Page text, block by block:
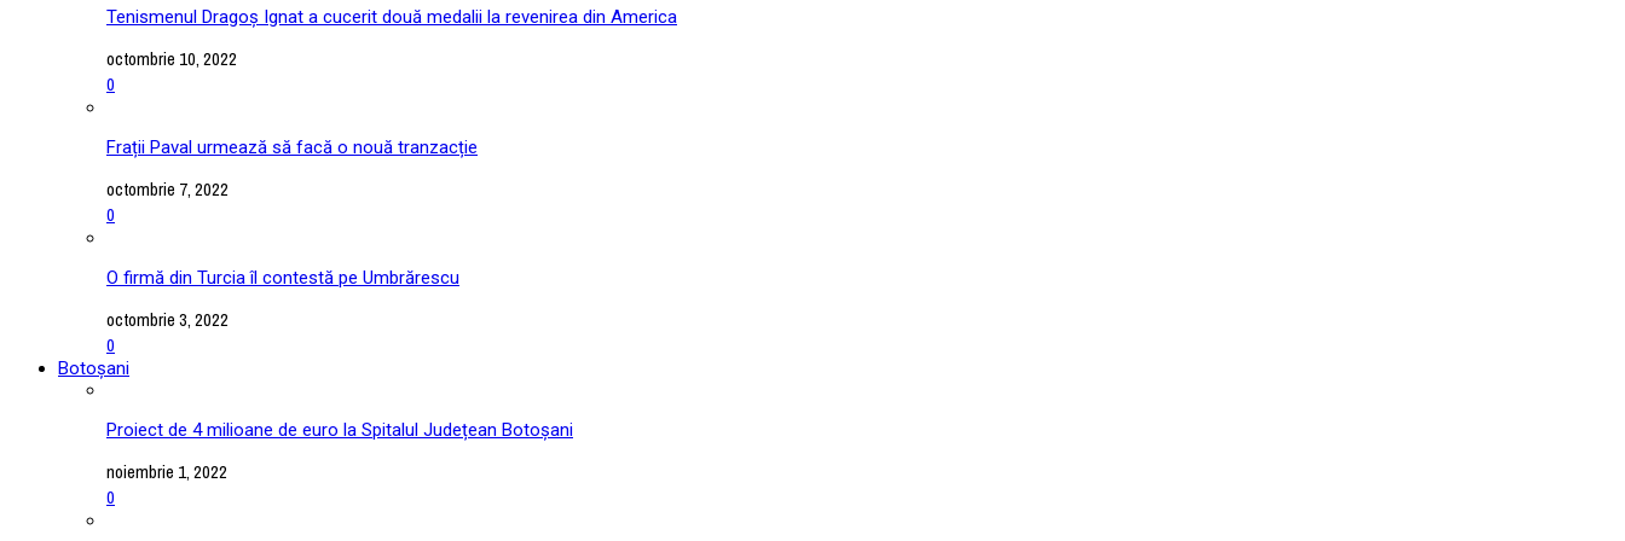
Tenismenul Dragoș Ignat a cucerit două medalii la revenirea din America
octombrie 10, 2022
0
Frații Paval urmează să facă o nouă tranzacție
octombrie 7, 2022
0
O firmă din Turcia îl contestă pe Umbrărescu
octombrie 3, 2022
0
Botoșani
Proiect de 4 milioane de euro la Spitalul Județean Botoșani
noiembrie 1, 2022
0